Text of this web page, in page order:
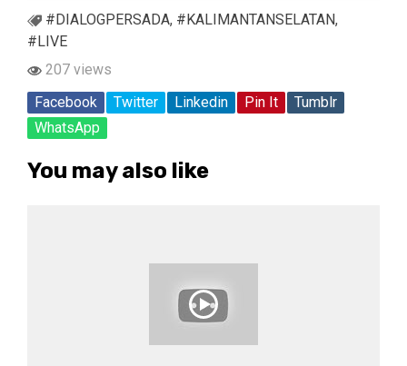
#DIALOGPERSADA, #KALIMANTANSELATAN,
#LIVE
207 views
Facebook
Twitter Linkedin Pin It
Tumblr
WhatsApp
You may also like